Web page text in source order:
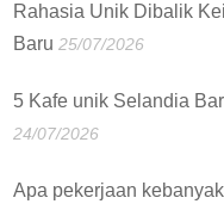
Rahasia Unik Dibalik
Baru 25/07/2026
5 Kafe unik Selandia
24/07/2026
Apa pekerjaan